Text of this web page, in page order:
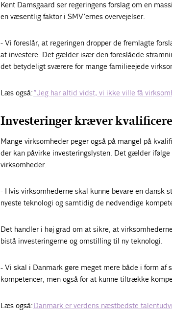
Kent Damsgaard ser regeringens forslag om en
en væsentlig faktor i SMV’ernes overvejelser.
- Vi foreslår, at regeringen dropper de fremlagte
at investere. Det gælder især den foreslåede
det betydeligt sværere for mange familieejede
Læs også:”Jeg har altid vidst, vi ikke ville få
Investeringer kræver
Mange virksomheder peger også på mangel på
der kan påvirke investeringslysten. Det gælder ifølge
virksomheder.
- Hvis virksomhederne skal kunne bevare en dansk
nyeste teknologi og samtidig de nødvendige
Det handler i høj grad om at sikre, at
bistå investeringerne og omstilling til ny teknologi.
- Vi skal i Danmark gøre meget mere både i form af
kompetencer, men også for at kunne tiltrække
Læs også:Danmark er verdens næstbedste